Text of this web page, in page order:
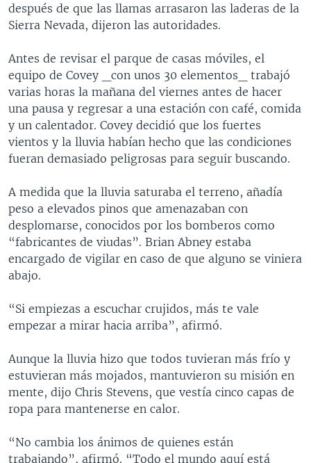
después de que las llamas arrasaron las laderas de la
Sierra Nevada, dijeron las autoridades.
Antes de revisar el parque de casas móviles, el
equipo de Covey _con unos 30 elementos_ trabajó
varias horas la mañana del viernes antes de hacer
una pausa y regresar a una estación con café, comida
y un calentador. Covey decidió que los fuertes
vientos y la lluvia habían hecho que las condiciones
fueran demasiado peligrosas para seguir buscando.
A medida que la lluvia saturaba el terreno, añadía
peso a elevados pinos que amenazaban con
desplomarse, conocidos por los bomberos como
“fabricantes de viudas”. Brian Abney estaba
encargado de vigilar en caso de que alguno se viniera
abajo.
“Si empiezas a escuchar crujidos, más te vale
empezar a mirar hacia arriba”, afirmó.
Aunque la lluvia hizo que todos tuvieran más frío y
estuvieran más mojados, mantuvieron su misión en
mente, dijo Chris Stevens, que vestía cinco capas de
ropa para mantenerse en calor.
“No cambia los ánimos de quienes están
trabajando”, afirmó. “Todo el mundo aquí está